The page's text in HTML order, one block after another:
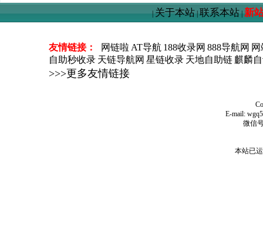
|关于本站|联系本站|新
友情链接： 网链啦 AT导航 188收录网 888导航网
自助秒收录 天链导航网 星链收录 天地自助链 麒麟
>>>更多友情链接
E-mail:
微信
本站已